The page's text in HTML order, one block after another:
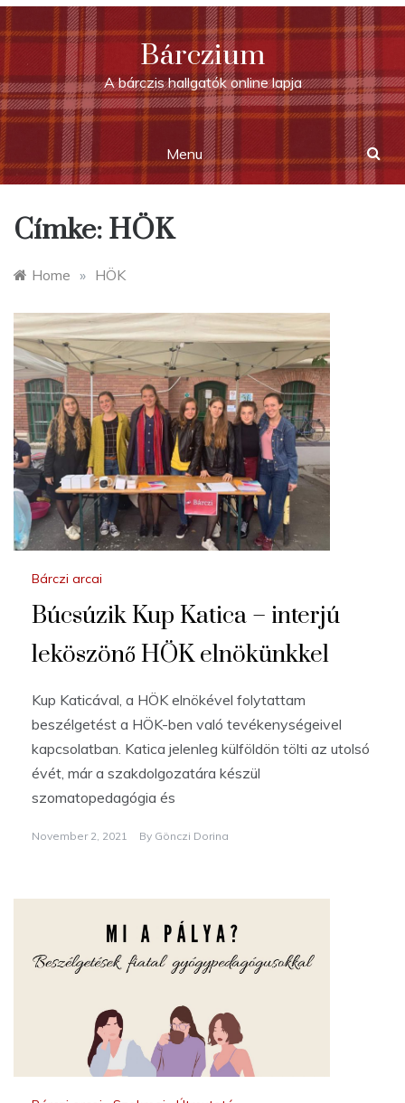
Skip
to
content
Bárczium
A bárczis hallgatók online lapja
Menu
Címke: HÖK
Home » HÖK
Bárczi arcai
Búcsúzik Kup Katica – interjú
leköszönő HÖK elnökünkkel
Kup Katicával, a HÖK elnökével folytattam
beszélgetést a HÖK-ben való tevékenységeivel
kapcsolatban. Katica jelenleg külföldön tölti az utolsó
évét, már a szakdolgozatára készül
szomatopedagógia és
November 2, 2021 By Gönczi Dorina